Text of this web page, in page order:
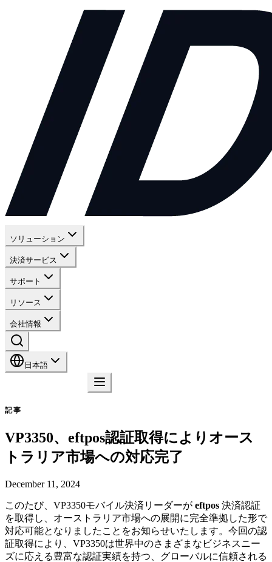
ソリューション
決済サービス
サポート
リソース
会社情報
日本語
記事
VP3350、eftpos認証取得によりオース
トラリア市場への対応完了
December 11, 2024
このたび、VP3350モバイル決済リーダーが eftpos 決済認証
を取得し、オーストラリア市場への展開に完全準拠した形で
対応可能となりましたことをお知らせいたします。今回の認
証取得により、VP3350は世界中のさまざまなビジネスニー
ズに応える豊富な認証実績を持つ、グローバルに信頼される